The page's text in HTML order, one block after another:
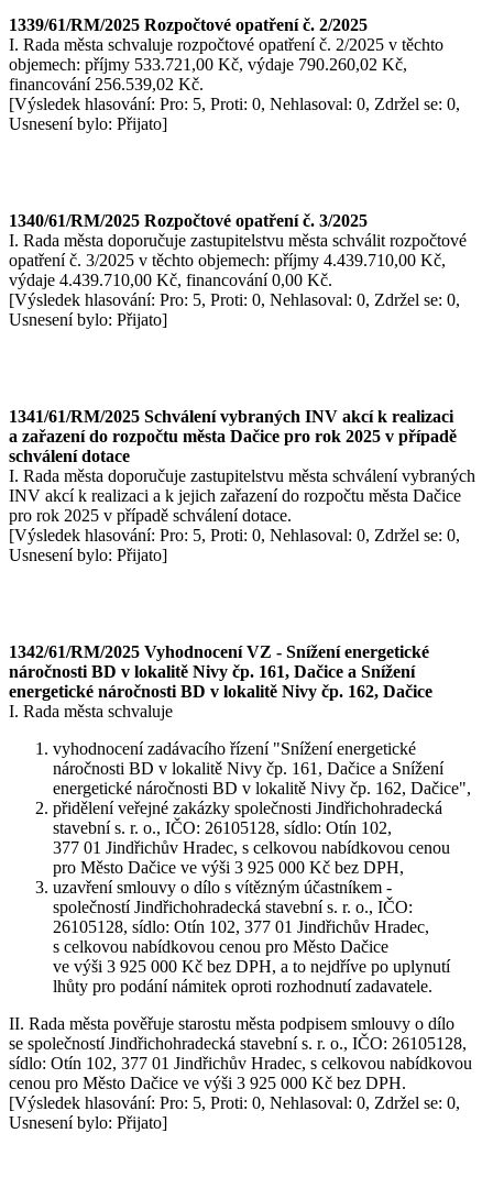
1339/61/RM/2025 Rozpočtové opatření č. 2/2025
I. Rada města schvaluje rozpočtové opatření č. 2/2025 v těchto
objemech: příjmy 533.721,00 Kč, výdaje 790.260,02 Kč,
financování 256.539,02 Kč.
[Výsledek hlasování: Pro: 5, Proti: 0, Nehlasoval: 0, Zdržel se: 0,
Usnesení bylo: Přijato]
1340/61/RM/2025 Rozpočtové opatření č. 3/2025
I. Rada města doporučuje zastupitelstvu města schválit rozpočtové
opatření č. 3/2025 v těchto objemech: příjmy 4.439.710,00 Kč,
výdaje 4.439.710,00 Kč, financování 0,00 Kč.
[Výsledek hlasování: Pro: 5, Proti: 0, Nehlasoval: 0, Zdržel se: 0,
Usnesení bylo: Přijato]
1341/61/RM/2025 Schválení vybraných INV akcí k realizaci
a zařazení do rozpočtu města Dačice pro rok 2025 v případě
schválení dotace
I. Rada města doporučuje zastupitelstvu města schválení vybraných
INV akcí k realizaci a k jejich zařazení do rozpočtu města Dačice
pro rok 2025 v případě schválení dotace.
[Výsledek hlasování: Pro: 5, Proti: 0, Nehlasoval: 0, Zdržel se: 0,
Usnesení bylo: Přijato]
1342/61/RM/2025 Vyhodnocení VZ - Snížení energetické
náročnosti BD v lokalitě Nivy čp. 161, Dačice a Snížení
energetické náročnosti BD v lokalitě Nivy čp. 162, Dačice
I. Rada města schvaluje
vyhodnocení zadávacího řízení "Snížení energetické
náročnosti BD v lokalitě Nivy čp. 161, Dačice a Snížení
energetické náročnosti BD v lokalitě Nivy čp. 162, Dačice",
přidělení veřejné zakázky společnosti Jindřichohradecká
stavební s. r. o., IČO: 26105128, sídlo: Otín 102,
377 01 Jindřichův Hradec, s celkovou nabídkovou cenou
pro Město Dačice ve výši 3 925 000 Kč bez DPH,
uzavření smlouvy o dílo s vítězným účastníkem -
společností Jindřichohradecká stavební s. r. o., IČO:
26105128, sídlo: Otín 102, 377 01 Jindřichův Hradec,
s celkovou nabídkovou cenou pro Město Dačice
ve výši 3 925 000 Kč bez DPH, a to nejdříve po uplynutí
lhůty pro podání námitek oproti rozhodnutí zadavatele.
II. Rada města pověřuje starostu města podpisem smlouvy o dílo
se společností Jindřichohradecká stavební s. r. o., IČO: 26105128,
sídlo: Otín 102, 377 01 Jindřichův Hradec, s celkovou nabídkovou
cenou pro Město Dačice ve výši 3 925 000 Kč bez DPH.
[Výsledek hlasování: Pro: 5, Proti: 0, Nehlasoval: 0, Zdržel se: 0,
Usnesení bylo: Přijato]